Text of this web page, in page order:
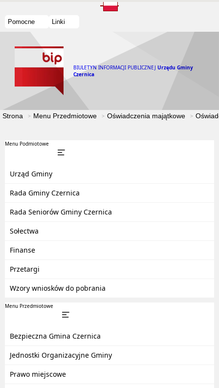
Pomocne Linki
BIULETYN INFORMACJI PUBLICZNEJ Urzędu Gminy
Czernica
Strona Menu Przedmiotowe Oświadczenia majątkowe
Menu Podmiotowe
Urząd Gminy
Rada Gminy Czernica
Rada Seniorów Gminy Czernica
Sołectwa
Finanse
Przetargi
Wzory wniosków do pobrania
Menu Przedmiotowe
Bezpieczna Gmina Czernica
Jednostki Organizacyjne Gminy
Prawo miejscowe